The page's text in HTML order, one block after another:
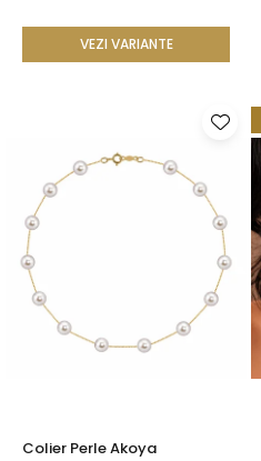
VEZI VARIANTE
Colier Perle Akoya